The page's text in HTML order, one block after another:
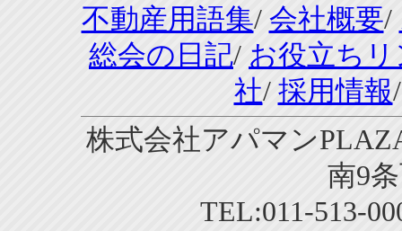
不動産用語集/ 会社概要/
総会の日記/ お役立ち
社/ 採用情報
株式会社アパマン
南9
TEL:011-513-